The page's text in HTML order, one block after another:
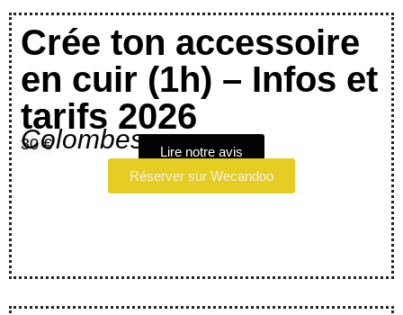
Crée ton accessoire
en cuir (1h) – Infos et
tarifs 2026
Colombes
30 €
Lire notre avis
Réserver sur Wecandoo